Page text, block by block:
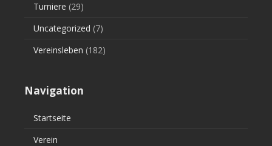
Turniere (29)
Uncategorized (7)
Vereinsleben (182)
Navigation
Startseite
Verein